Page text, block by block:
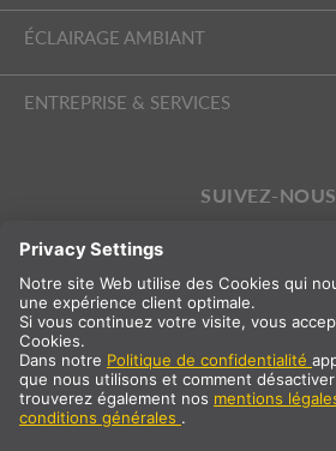
ÉCLAIRAGE AMBIANT
ENTREPRISE & SERVICES
SUIVEZ-NOUS
International
FR
France